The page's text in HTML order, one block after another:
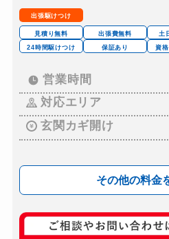
出張駆けつけ
見積り無料 出張費無料 土
24時間駆けつけ
保証あり 資
営業時間
対応エリア
玄関カギ開け
その他の料金
車カギ開け